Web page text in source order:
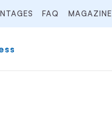
FAQ MAGAZINE